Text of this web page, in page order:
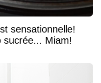
sensationnelle!
sucrée... Miam!